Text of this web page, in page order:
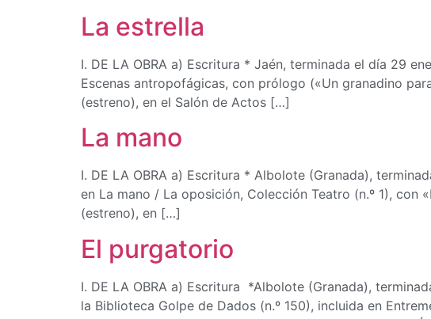
La estrella
I. DE LA OBRA a) Escritura * Jaén, terminada el día 29
Escenas antropofágicas, con prólogo («Un granadino
(estreno), en el Salón de Actos […]
La mano
I. DE LA OBRA a) Escritura * Albolote (Granada),
en La mano / La oposición, Colección Teatro (n.º 1), con
(estreno), en […]
El purgatorio
I. DE LA OBRA a) Escritura *Albolote (Granada),
la Biblioteca Golpe de Dados (n.º 150), incluida en